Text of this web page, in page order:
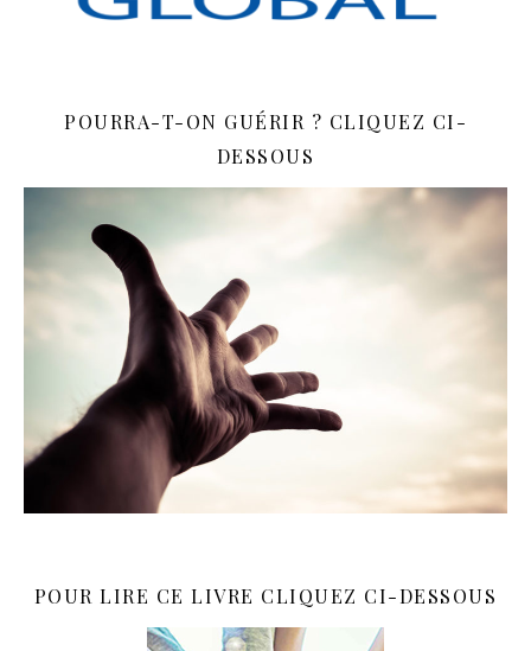
POURRA-T-ON GUÉRIR ? CLIQUEZ CI-
DESSOUS
POUR LIRE CE LIVRE CLIQUEZ CI-DESSOUS